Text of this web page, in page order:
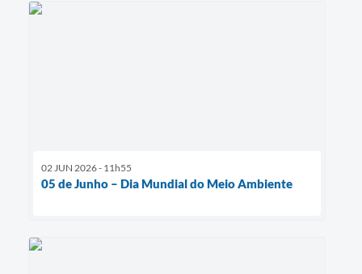
02 JUN 2026 - 11h55
05 de Junho – Dia Mundial do Meio Ambiente